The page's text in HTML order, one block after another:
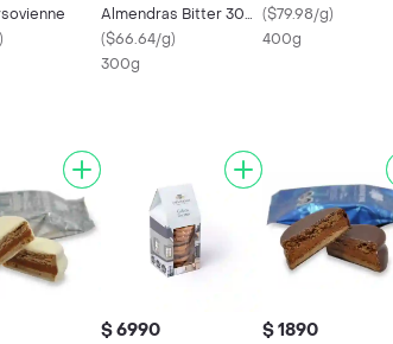
)
Almendras Bitter 300
Grs
($66.64/g)
300g
($79.98/g)
400g
$ 6990 $ 1890